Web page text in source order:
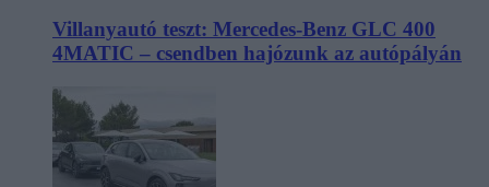
Villanyautó teszt: Mercedes-Benz GLC 400
4MATIC – csendben hajózunk az autópályán